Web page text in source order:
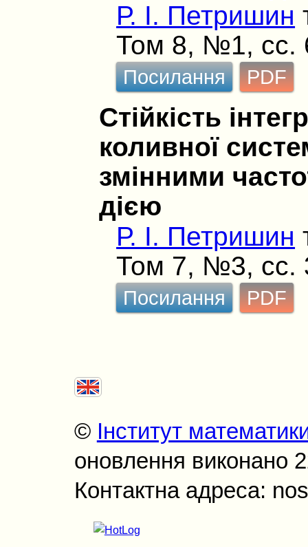
Р. І. Петришин
Том 8, №1, сс.
Посилання PDF
Стійкість
коливної
змінними
дією
Р. І. Петришин
Том 7, №3, сс.
Посилання PDF
© Інститут
оновлення виконано
Контактна адреса: